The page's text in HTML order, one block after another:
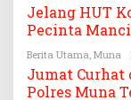
H
T
G
S
.
Jelang HUT
Pecinta
Berita Utama, Muna
Jumat Curhat
Polres Muna